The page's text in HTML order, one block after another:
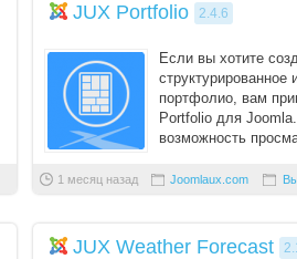
JUX Portfolio 2.4.6
Если вы хотите
структурированное
портфолио, вам
Portfolio для
возможность
1 месяц назад Joomlaux.com
JUX Weather Forecast
Запомнить меня
Вступить в складчину
Забыли логин?